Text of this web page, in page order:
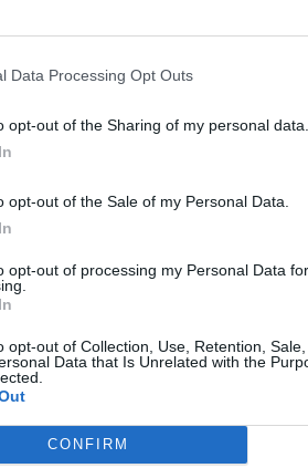
Data Processing Opt Outs
opt-out of the Sharing of my personal data.
opt-out of the Sale of my Personal Data.
opt-out of processing my Personal Data
opt-out of Collection, Use, Retention,
Data that Is Unrelated with the
CONFIRM
tenuta oggi nell’auditorium
preso parte, oltre al direttore del
Presidente della Casa Museo
la storica dell’arte Marzia
Uffizi Eike Schmidt: “Questa
di cui siamo profondamente
solo: con i tre disegni dell’artista, la
e contemporanea del Gabinetto dei
arricchisce di un’importante